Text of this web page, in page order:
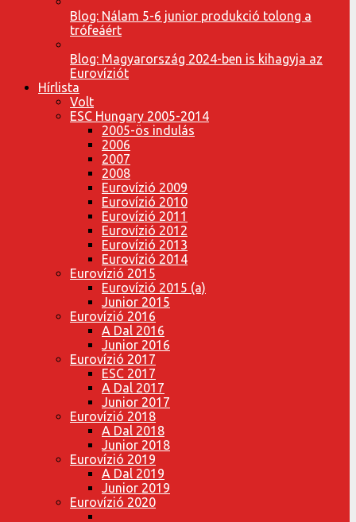
Blog: Nálam 5-6 junior produkció tolong a
trófeáért
Blog: Magyarország 2024-ben is kihagyja az
Eurovíziót
Hírlista
Volt
ESC Hungary 2005-2014
2005-ös indulás
2006
2007
2008
Eurovízió 2009
Eurovízió 2010
Eurovízió 2011
Eurovízió 2012
Eurovízió 2013
Eurovízió 2014
Eurovízió 2015
Eurovízió 2015 (a)
Junior 2015
Eurovízió 2016
A Dal 2016
Junior 2016
Eurovízió 2017
ESC 2017
A Dal 2017
Junior 2017
Eurovízió 2018
A Dal 2018
Junior 2018
Eurovízió 2019
A Dal 2019
Junior 2019
Eurovízió 2020